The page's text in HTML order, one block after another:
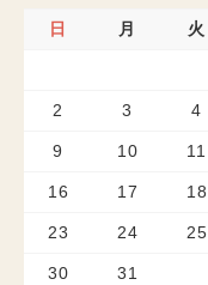
日 月 火
2 3 4
9 10 11
16 17 18
23 24 25
30 31